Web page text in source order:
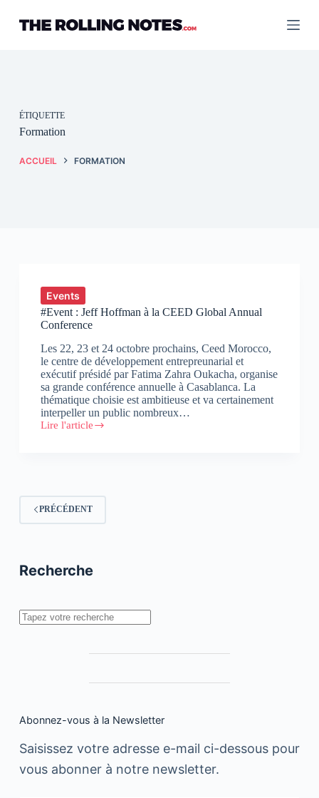
contenu
ÉTIQUETTE
Formation
ACCUEIL FORMATION
Events
#Event : Jeff Hoffman à la CEED Global Annual
Conference
Les 22, 23 et 24 octobre prochains, Ceed Morocco,
le centre de développement entrepreunarial et
exécutif présidé par Fatima Zahra Oukacha, organise
sa grande conférence annuelle à Casablanca. La
thématique choisie est ambitieuse et va certainement
interpeller un public nombreux…
Lire l'article
#Event
CEED
Global
Annual
PRÉCÉDENT
Recherche
Rechercher
Abonnez-vous à la Newsletter
Saisissez votre adresse e-mail ci-dessous pour
vous abonner à notre newsletter.